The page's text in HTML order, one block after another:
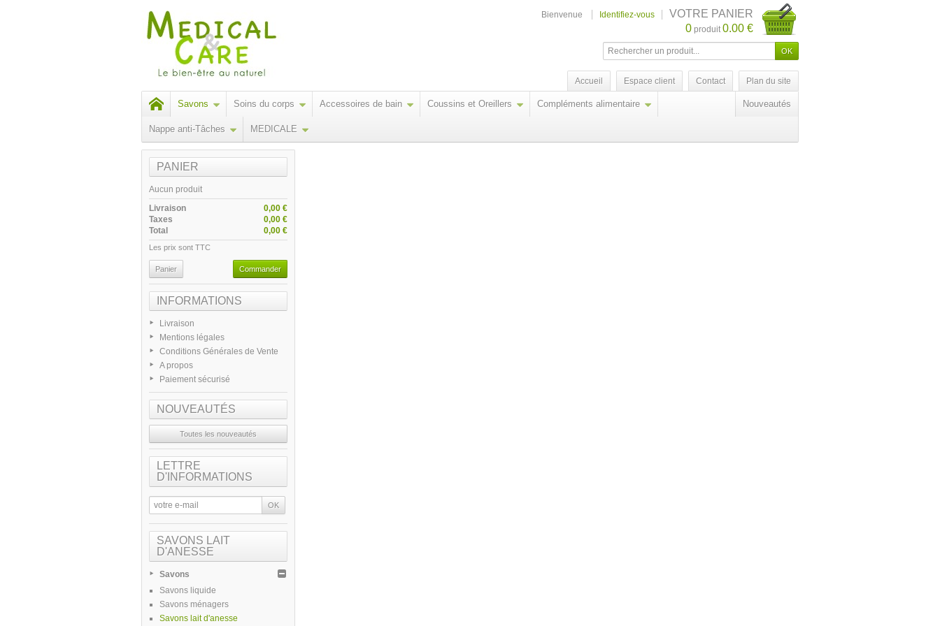
Bienvenue Identifiez-vous
VOTRE PANIER
0 produit 0.00 €
Accueil Espace client Contact Plan du site
Nouveautés
Savons Soins du corps Accessoires de bain Coussins et Oreillers Compléments alimentaire
Nappe anti-Tâches MEDICALE
PANIER
Aucun produit
0,00 €
Livraison
0,00 €
Taxes
0,00 €
Total
Les prix sont TTC
Panier Commander
INFORMATIONS
Livraison
Mentions légales
Conditions Générales de Vente
A propos
Paiement sécurisé
NOUVEAUTÉS
Toutes les nouveautés
LETTRE
D'INFORMATIONS
SAVONS LAIT
D'ANESSE
Savons
Savons liquide
Savons ménagers
Savons lait d'anesse